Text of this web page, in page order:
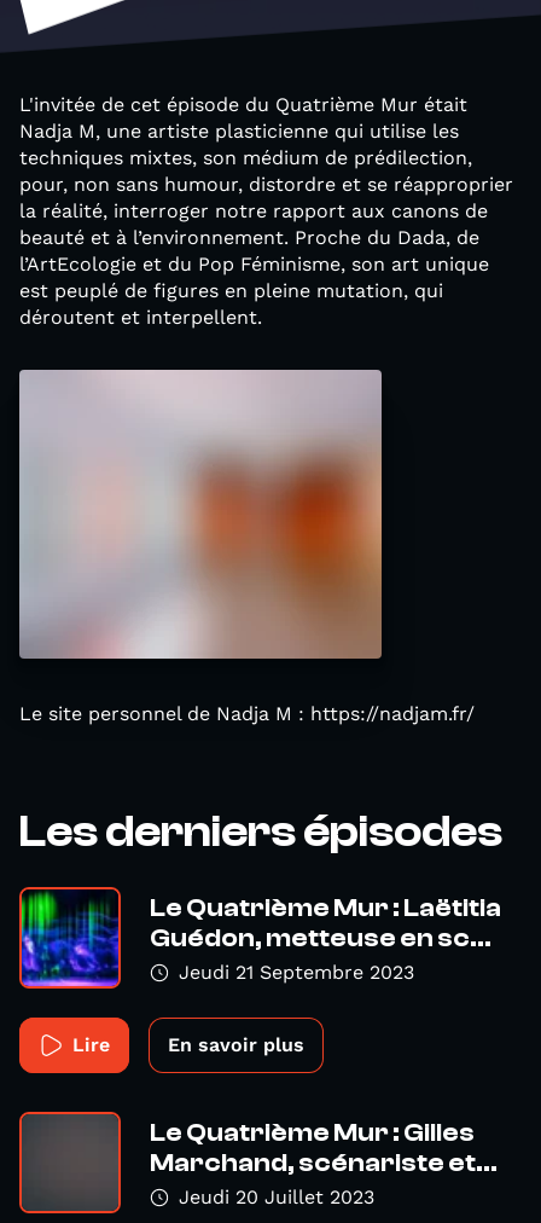
L'invitée de cet épisode du Quatrième Mur était
Nadja M, une artiste plasticienne qui utilise les
techniques mixtes, son médium de prédilection,
pour, non sans humour, distordre et se réapproprier
la réalité, interroger notre rapport aux canons de
beauté et à l’environnement. Proche du Dada, de
l’ArtEcologie et du Pop Féminisme, son art unique
est peuplé de figures en pleine mutation, qui
déroutent et interpellent.
Le site personnel de Nadja M : https://nadjam.fr/
Les derniers épisodes
Le Quatrième Mur : Laëtitia
Guédon, metteuse en sc...
Jeudi 21 Septembre 2023
Lire En savoir plus
Le Quatrième Mur : Gilles
Marchand, scénariste et...
Jeudi 20 Juillet 2023